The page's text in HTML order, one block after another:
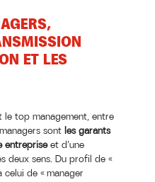
ET LES
le top management, entre
sont les garants
entrepriseet d’une
deux sens. Du profil de «
celui de « manager